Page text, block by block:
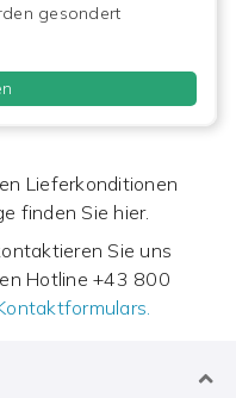
gesondert
Lieferkonditionen
finden Sie hier.
Sie uns
Hotline+43 800